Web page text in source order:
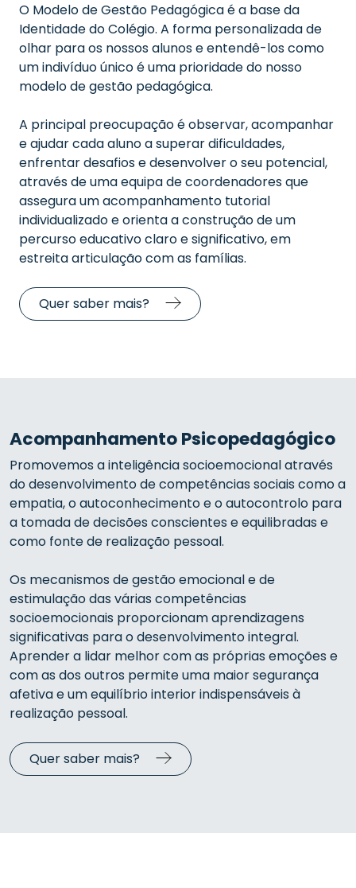
O Modelo de Gestão Pedagógica é a base da
Identidade do Colégio. A forma personalizada de
olhar para os nossos alunos e entendê-los como
um indivíduo único é uma prioridade do nosso
modelo de gestão pedagógica.
A principal preocupação é observar, acompanhar
e ajudar cada aluno a superar dificuldades,
enfrentar desafios e desenvolver o seu potencial,
através de uma equipa de coordenadores que
assegura um acompanhamento tutorial
individualizado e orienta a construção de um
percurso educativo claro e significativo, em
estreita articulação com as famílias.
Quer saber mais?
Acompanhamento Psicopedagógico
Promovemos a inteligência socioemocional através
do desenvolvimento de competências sociais como a
empatia, o autoconhecimento e o autocontrolo para
a tomada de decisões conscientes e equilibradas e
como fonte de realização pessoal.
Os mecanismos de gestão emocional e de
estimulação das várias competências
socioemocionais proporcionam aprendizagens
significativas para o desenvolvimento integral.
Aprender a lidar melhor com as próprias emoções e
com as dos outros permite uma maior segurança
afetiva e um equilíbrio interior indispensáveis à
realização pessoal.
Quer saber mais?